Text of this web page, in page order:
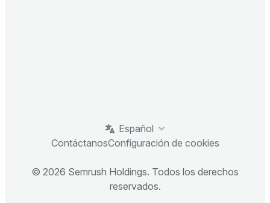
Español
ContáctanosConfiguración de cookies
© 2026 Semrush Holdings. Todos los derechos
reservados.